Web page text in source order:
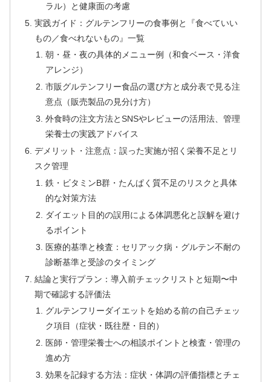
ラル）と健康面の考慮
実践ガイド：グルテンフリーの食事例と『食べていい
もの／食べれないもの』一覧
朝・昼・夜の具体的メニュー例（和食ベース・洋食
アレンジ）
市販グルテンフリー食品の選び方と成分表で見る注
意点（販売製品の見分け方）
外食時の注文方法とSNSやレビューの活用法、管理
栄養士の実践アドバイス
デメリット・注意点：誤った実施が招く栄養不足とリ
スク管理
鉄・ビタミンB群・たんぱく質不足のリスクと具体
的な対策方法
ダイエット目的の誤用による体調悪化と誤解を避け
るポイント
医療的基準と検査：セリアック病・グルテン不耐の
診断基準と受診のタイミング
結論と実行プラン：導入前チェックリストと短期〜中
期で確認する評価法
グルテンフリーダイエットを始める前の自己チェッ
ク項目（症状・既往歴・目的）
医師・管理栄養士への相談ポイントと検査・管理の
進め方
効果を記録する方法：症状・体調の評価指標とチェ